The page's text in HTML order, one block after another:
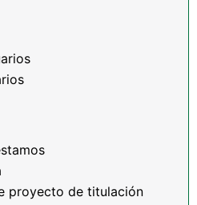
proyecto de titulación